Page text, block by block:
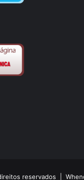
reservados |